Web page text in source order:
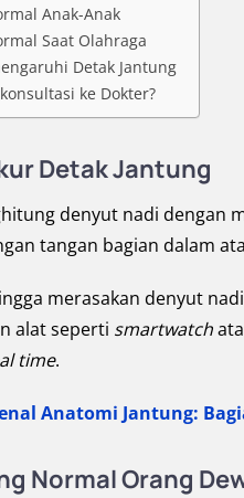
Anak-Anak
Saat Olahraga
Detak Jantung
ke Dokter?
Detak Jantung
denyut nadi dengan
tangan bagian dalam
merasakan denyut
alat seperti smartwatch
time.
Anatomi Jantung:
Normal Orang